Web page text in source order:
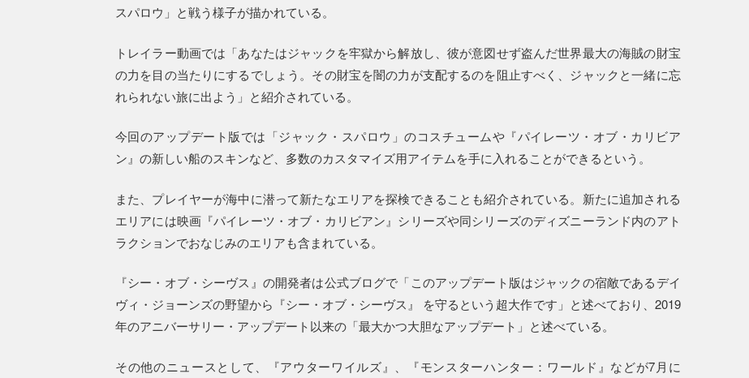
スパロウ」と戦う様子が描かれている。
トレイラー動画では「あなたはジャックを牢獄から解放し、彼が意図せず盗んだ世界最大の海賊の財宝
の力を目の当たりにするでしょう。その財宝を闇の力が支配するのを阻止すべく、ジャックと一緒に忘
れられない旅に出よう」と紹介されている。
今回のアップデート版では「ジャック・スパロウ」のコスチュームや『パイレーツ・オブ・カリビア
ン』の新しい船のスキンなど、多数のカスタマイズ用アイテムを手に入れることができるという。
また、プレイヤーが海中に潜って新たなエリアを探検できることも紹介されている。新たに追加される
エリアには映画『パイレーツ・オブ・カリビアン』シリーズや同シリーズのディズニーランド内のアト
ラクションでおなじみのエリアも含まれている。
『シー・オブ・シーヴス』の開発者は公式ブログで「このアップデート版はジャックの宿敵であるデイ
ヴィ・ジョーンズの野望から『シー・オブ・シーヴス』 を守るという超大作です」と述べており、2019
年のアニバーサリー・アップデート以来の「最大かつ大胆なアップデート」と述べている。
その他のニュースとして、『アウターワイルズ』、『モンスターハンター：ワールド』などが7月に